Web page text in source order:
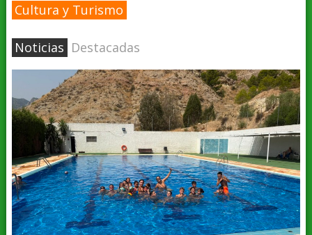
Cultura y Turismo
Noticias Destacadas